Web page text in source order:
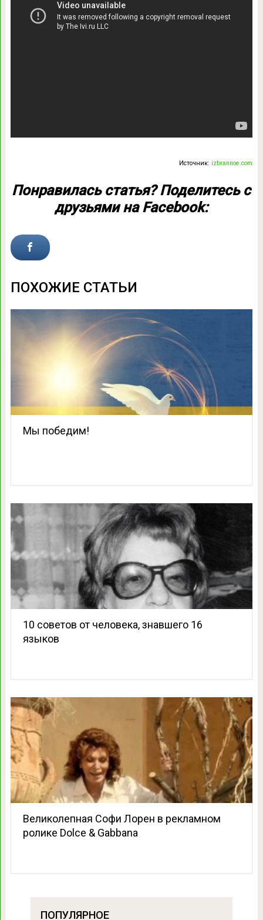
Источник:izbrannoe.com
Понравилась статья? Поделитесь с
друзьями на Facebook:
ПОХОЖИЕ СТАТЬИ
Мы победим!
10 советов от человека, знавшего 16
языков
Великолепная Софи Лорен в рекламном
ролике Dolce & Gabbana
ПОПУЛЯРНОЕ